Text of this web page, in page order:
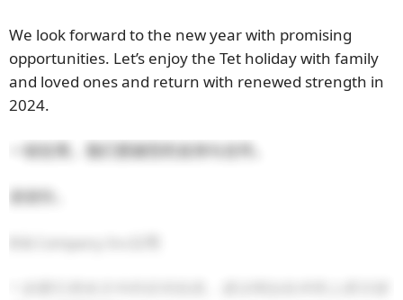
We look forward to the new year with promising
opportunities. Let’s enjoy the Tet holiday with family
and loved ones and return with renewed strength in
2024.
一如往常，我们感谢您的支持与合作。
谢谢你，